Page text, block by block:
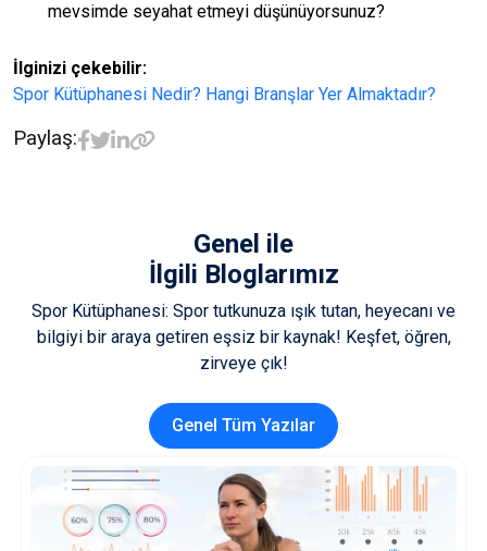
mevsimde seyahat etmeyi düşünüyorsunuz?
İlginizi çekebilir:
Spor Kütüphanesi Nedir? Hangi Branşlar Yer Almaktadır?
Paylaş:
Genel ile
İlgili Bloglarımız
Spor Kütüphanesi: Spor tutkunuza ışık tutan, heyecanı ve
bilgiyi bir araya getiren eşsiz bir kaynak! Keşfet, öğren,
zirveye çık!
Genel Tüm Yazılar